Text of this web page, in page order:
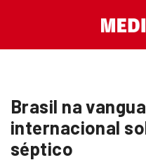
Brasil na
internacional
séptico